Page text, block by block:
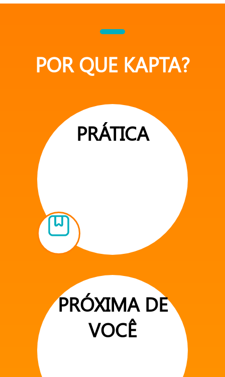
POR QUE KAPTA?
PRÁTICA
PRÓXIMA DE
VOCÊ